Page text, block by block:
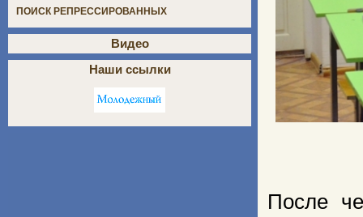
После
ПОИСК РЕПРЕССИРОВАННЫХ
Видео
Наши ссылки